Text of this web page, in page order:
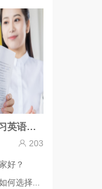
90后的家长怎么培养宝宝学习英语的兴趣？
203
好？
何选择...